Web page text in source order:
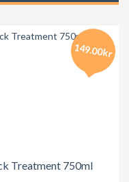
Treatment 750ml
149.00kr